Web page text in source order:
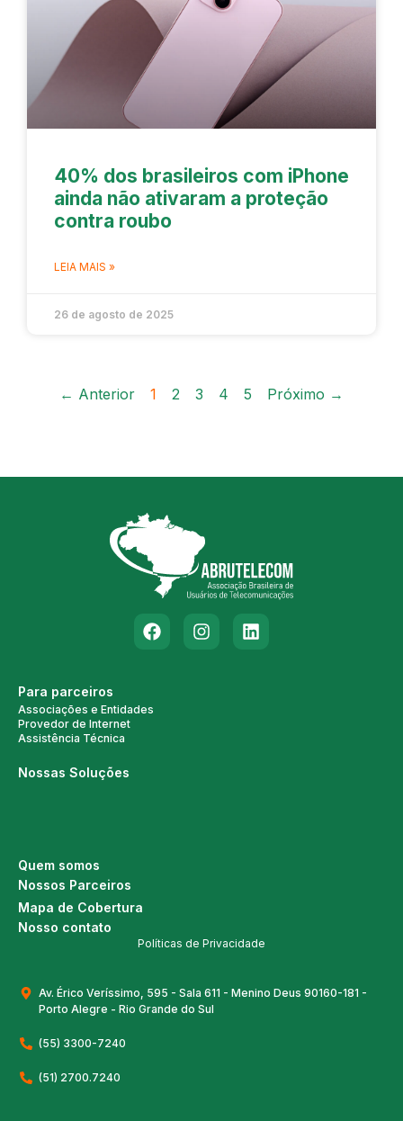
40% dos brasileiros com iPhone
ainda não ativaram a proteção
contra roubo
LEIA MAIS »
26 de agosto de 2025
← Anterior 1 2 3 4 5 Próximo →
Para parceiros
Associações e Entidades
Provedor de Internet
Assistência Técnica
Nossas Soluções
Quem somos
Nossos Parceiros
Mapa de Cobertura
Nosso contato
Políticas de Privacidade
Av. Érico Veríssimo, 595 - Sala 611 - Menino Deus 90160-181 -
Porto Alegre - Rio Grande do Sul
(55) 3300-7240
(51) 2700.7240